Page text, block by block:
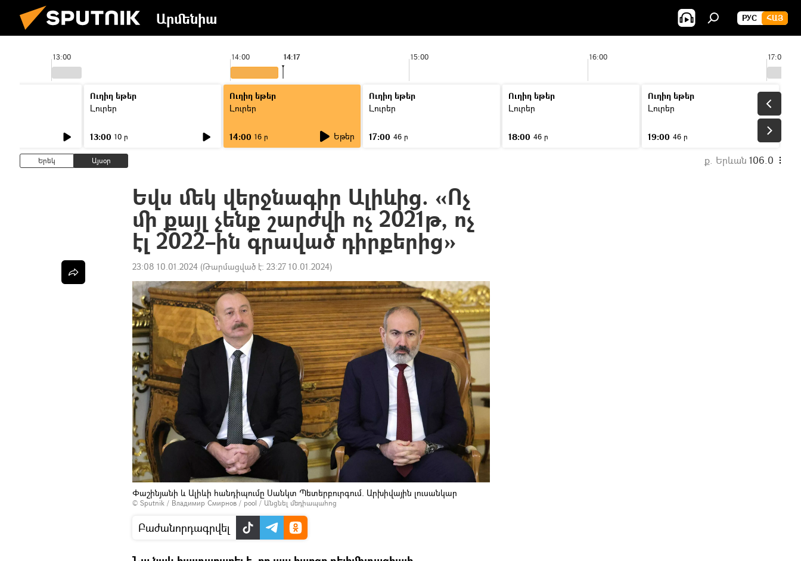
Արմենիա РУС ՀԱՅ
13:00 14:00 15:00 16:00 17:00
14:17
Ուղիղ եթեր
Լուրեր
13:00 10 ր
Ուղիղ եթեր
Լուրեր
14:00 16 ր Եթեր
Ուղիղ եթեր
Լուրեր
17:00 46 ր
Ուղիղ եթեր
Լուրեր
18:00 46 ր
Ուղիղ եթեր
Լուրեր
19:00 46 ր
Երեկ Այսօր ք. Երևան 106.0
Եվս մեկ վերջնագիր Ալիևից. «Ոչ
մի քայլ չենք շարժվի ոչ 2021թ, ոչ
էլ 2022–ին գրաված դիրքերից»
23:08 10.01.2024 (Թարմացված է: 23:27 10.01.2024)
Փաշինյանի և Ալիևի հանդիպումը Սանկտ Պետերբուրգում. Արխիվային լուսանկար
© Sputnik / Владимир Смирнов / pool / Անցնել մեդիապահոց
Բաժանորդագրվել